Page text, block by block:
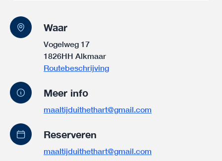
Waar
Vogelweg 17
1826HH Alkmaar
Routebeschrijving
Meer info
maaltijduithethart@gmail.com
Reserveren
maaltijduithethart@gmail.com